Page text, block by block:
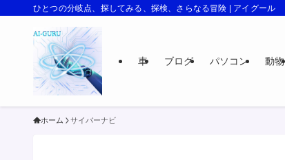
ひとつの分岐点、探してみる、探検、さらなる冒険 | アイグール
車 ブログ パソコン 動物
ホーム サイバーナビ